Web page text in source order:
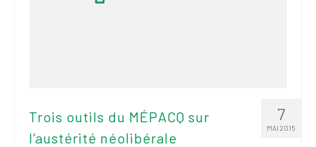
7
MAI 2015
Trois outils du MÉPACQ sur
l’austérité néolibérale